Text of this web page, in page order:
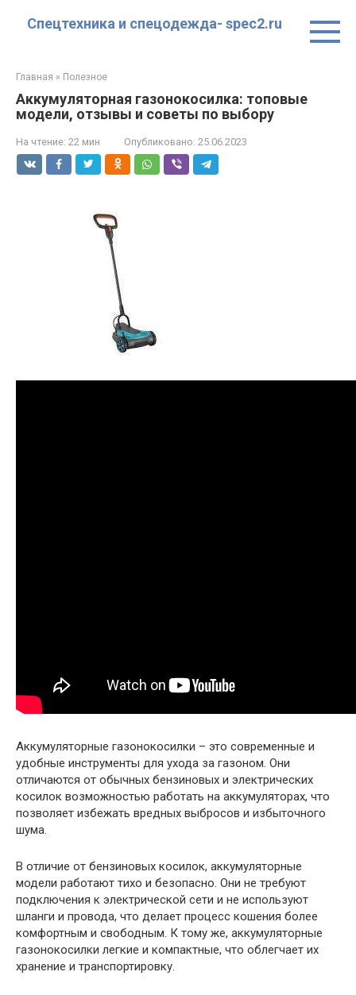
Спецтехника и спецодежда- spec2.ru
Главная » Полезное
Аккумуляторная газонокосилка: топовые
модели, отзывы и советы по выбору
На чтение: 22 мин Опубликовано: 25.06.2023
Аккумуляторные газонокосилки – это современные и
удобные инструменты для ухода за газоном. Они
отличаются от обычных бензиновых и электрических
косилок возможностью работать на аккумуляторах, что
позволяет избежать вредных выбросов и избыточного
шума.
В отличие от бензиновых косилок, аккумуляторные
модели работают тихо и безопасно. Они не требуют
подключения к электрической сети и не используют
шланги и провода, что делает процесс кошения более
комфортным и свободным. К тому же, аккумуляторные
газонокосилки легкие и компактные, что облегчает их
хранение и транспортировку.